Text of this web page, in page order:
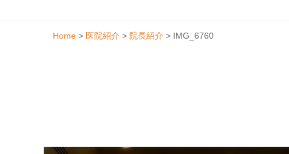
Home > 医院紹介 > 院長紹介 > IMG_6760